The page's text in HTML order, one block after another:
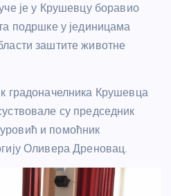
је у Крушевцу боравио
подршке у јединицама
заштите животне
градоначелника Крушевца
су председник
и помоћник
Оливера Дреновац.